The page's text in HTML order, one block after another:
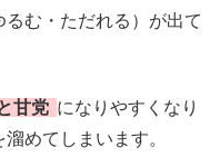
む・ただれる）が出て
甘党 になりやすくなり
めてしまいます。